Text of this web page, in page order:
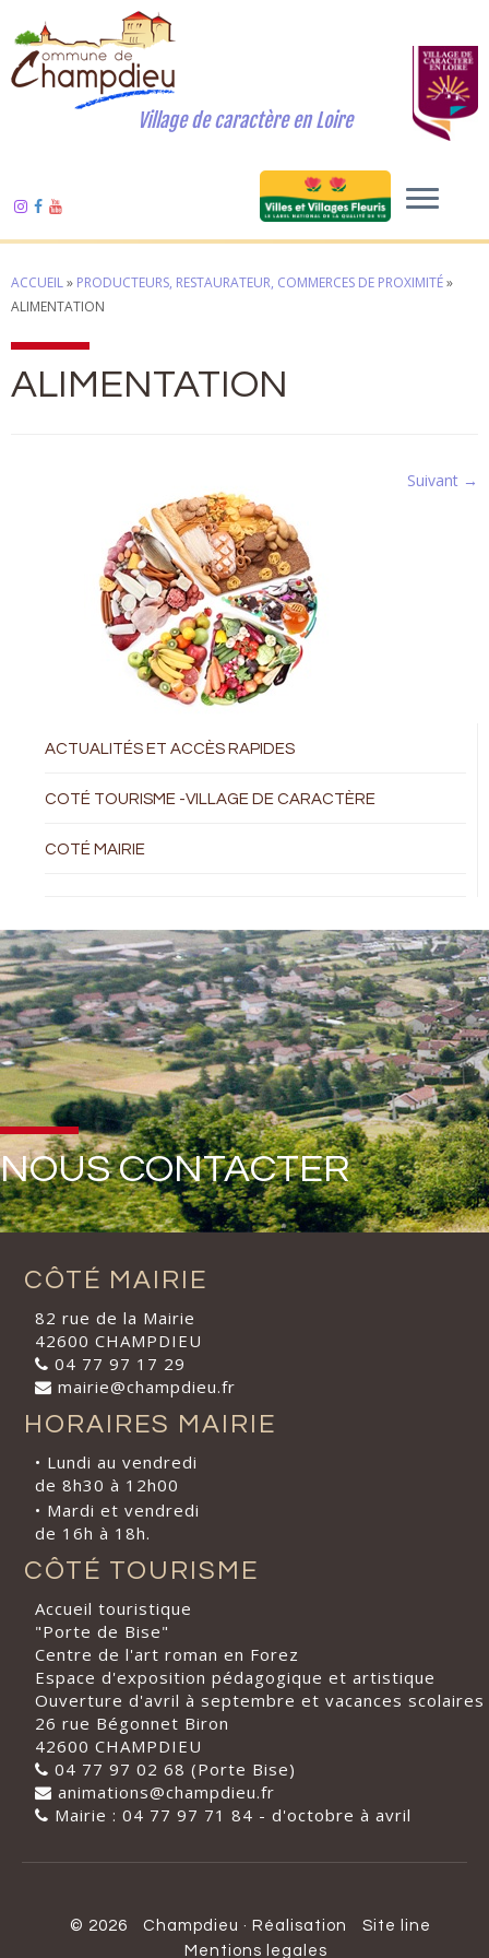
Village de caractère en Loire
ACCUEIL» PRODUCTEURS, RESTAURATEUR, COMMERCES DE PROXIMITÉ»
ALIMENTATION
ALIMENTATION
Suivant →
ACTUALITÉS ET ACCÈS RAPIDES
COTÉ TOURISME -VILLAGE DE CARACTÈRE
COTÉ MAIRIE
NOUS CONTACTER
CÔTÉ MAIRIE
82 rue de la Mairie
42600 CHAMPDIEU
04 77 97 17 29
mairie@champdieu.fr
HORAIRES MAIRIE
• Lundi au vendredi
de 8h30 à 12h00
• Mardi et vendredi
de 16h à 18h.
CÔTÉ TOURISME
Accueil touristique
"Porte de Bise"
Centre de l'art roman en Forez
Espace d'exposition pédagogique et artistique
Ouverture d'avril à septembre et vacances scolaires
26 rue Bégonnet Biron
42600 CHAMPDIEU
04 77 97 02 68 (Porte Bise)
animations@champdieu.fr
Mairie : 04 77 97 71 84 - d'octobre à avril
© 2026 Champdieu · Réalisation
Site line
Mentions legales